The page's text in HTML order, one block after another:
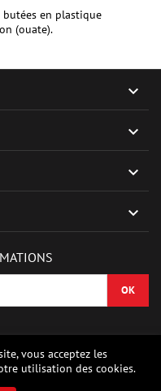
en plastique
(ouate).




vous acceptez les
utilisation des cookies.
rocket shop, high power